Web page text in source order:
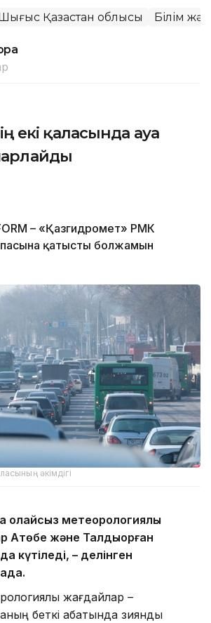
Қазақстан облысы Білім
екі қаласында ауа
– «Қазгидромет» РМК
қатысты болжамын
әкімдігі
метеорологиялық
Ақтөбе және Талдықорған
күтіледі, – делінген
жағдайлар –
беткі қабатында зиянды